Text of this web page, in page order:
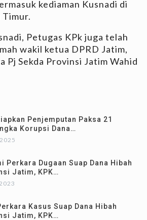
kediaman Kusnadi di
Timur.
Petugas KPk juga telah
wakil ketua DPRD Jatim,
Pj Sekda Provinsi Jatim Wahid
Penjemputan Paksa 21
Korupsi Dana…
Perkara Dugaan Suap Dana Hibah
Jatim, KPK…
Kasus Suap Dana Hibah
Jatim, KPK…